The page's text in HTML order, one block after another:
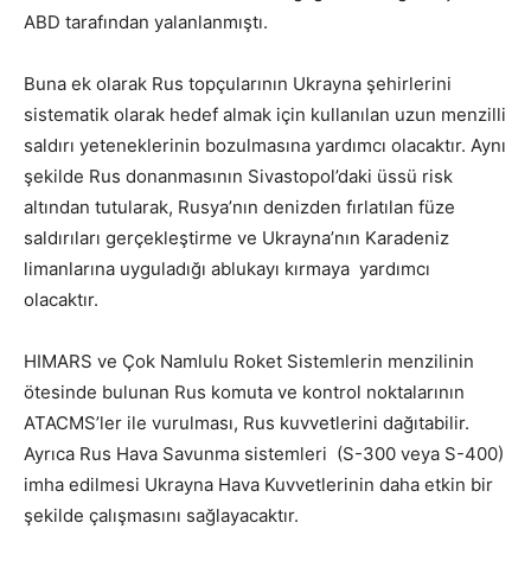
ABD tarafından yalanlanmıştı.
Buna ek olarak Rus topçularının Ukrayna şehirlerini
sistematik olarak hedef almak için kullanılan uzun menzilli
saldırı yeteneklerinin bozulmasına yardımcı olacaktır. Aynı
şekilde Rus donanmasının Sivastopol’daki üssü risk
altından tutularak, Rusya’nın denizden fırlatılan füze
saldırıları gerçekleştirme ve Ukrayna’nın Karadeniz
limanlarına uyguladığı ablukayı kırmaya yardımcı
olacaktır.
HIMARS ve Çok Namlulu Roket Sistemlerin menzilinin
ötesinde bulunan Rus komuta ve kontrol noktalarının
ATACMS’ler ile vurulması, Rus kuvvetlerini dağıtabilir.
Ayrıca Rus Hava Savunma sistemleri (S-300 veya S-400)
imha edilmesi Ukrayna Hava Kuvvetlerinin daha etkin bir
şekilde çalışmasını sağlayacaktır.